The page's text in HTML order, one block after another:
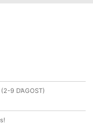
9 D’AGOST)